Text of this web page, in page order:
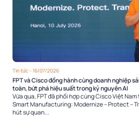
Tin tức - 16/07/2026
FPT và Cisco đồng hành cùng doanh nghiệp
toàn, bứt phá hiệu suất trong kỷ nguyên AI
Vừa qua, FPT đã phối hợp cùng Cisco Việt
Smart Manufacturing: Modernize – Protect –
hút sự quan...